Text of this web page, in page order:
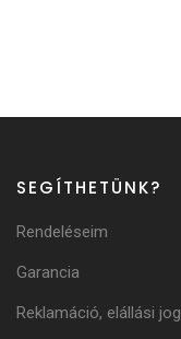
SEGÍTHETÜNK?
Rendeléseim
Garancia
Reklamáció, elállási jog